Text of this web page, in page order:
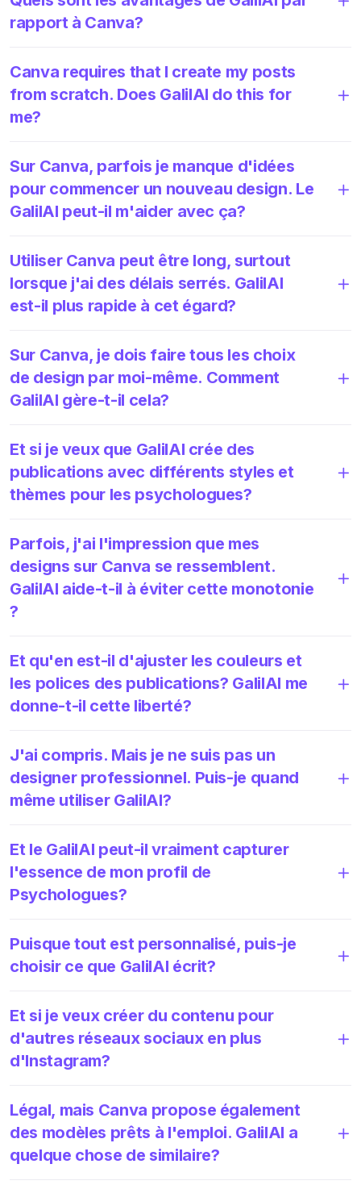
rapport à Canva?
Canva requires that I create my posts
from scratch. Does GalilAI do this for
me?
Sur Canva, parfois je manque d'idées
pour commencer un nouveau design. Le
GalilAI peut-il m'aider avec ça?
Utiliser Canva peut être long, surtout
lorsque j'ai des délais serrés. GalilAI
est-il plus rapide à cet égard?
Sur Canva, je dois faire tous les choix
de design par moi-même. Comment
GalilAI gère-t-il cela?
Et si je veux que GalilAI crée des
publications avec différents styles et
thèmes pour les psychologues?
Parfois, j'ai l'impression que mes
designs sur Canva se ressemblent.
GalilAI aide-t-il à éviter cette monotonie
?
Et qu'en est-il d'ajuster les couleurs et
les polices des publications? GalilAI me
donne-t-il cette liberté?
J'ai compris. Mais je ne suis pas un
designer professionnel. Puis-je quand
même utiliser GalilAI?
Et le GalilAI peut-il vraiment capturer
l'essence de mon profil de
Psychologues?
Puisque tout est personnalisé, puis-je
choisir ce que GalilAI écrit?
Et si je veux créer du contenu pour
d'autres réseaux sociaux en plus
d'Instagram?
Légal, mais Canva propose également
des modèles prêts à l'emploi. GalilAI a
quelque chose de similaire?